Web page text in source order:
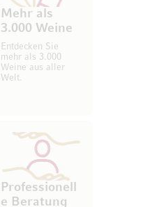
Mehr als
3.000 Weine
Entdecken Sie
mehr als 3.000
Weine aus aller
Welt.
Professionell
e Beratung